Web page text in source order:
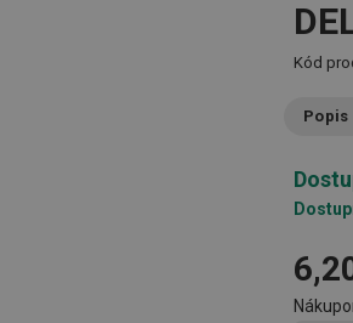
Kód
Popis